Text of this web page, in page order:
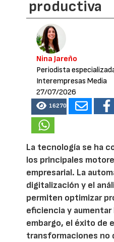
productiva
Nina Jareño
Periodista
Interempresas Media
27/07/2026
16270
La tecnología se ha
los principales
empresarial. La
digitalización y el
permiten optimizar
eficiencia y
embargo, el éxito de
transformaciones no